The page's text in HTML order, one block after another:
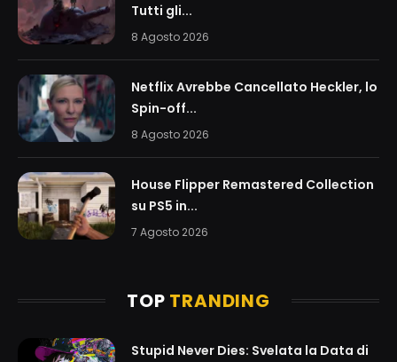
Tutti gli...
8 Agosto 2026
Netflix Avrebbe Cancellato Heckler, lo
Spin-off...
8 Agosto 2026
House Flipper Remastered Collection
su PS5 in...
7 Agosto 2026
TOP TRANDING
Stupid Never Dies: Svelata la Data di